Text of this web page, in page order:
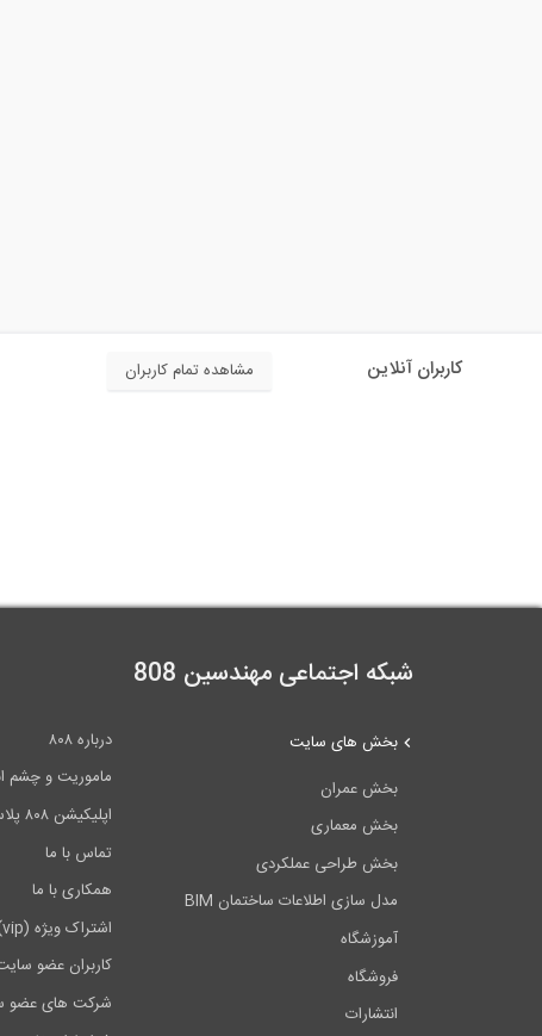
کاربران آنلاین مشاهده تمام کاربران
شبکه اجتماعی مهندسین 808
درباره ۸۰۸
ماموریت و چشم
اپلیکیشن ۸۰۸ پلاس
تماس با ما
همکاری با ما
اشتراک ویژه (vip)
کاربران عضو
شرکت های عضو
بخش های سایت
بخش عمران
بخش معماری
بخش طراحی عملکردی
مدل سازی اطلاعات ساختمان BIM
آموزشگاه
فروشگاه
انتشارات